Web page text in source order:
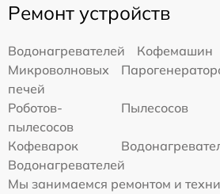
Ремонт устройств
Водонагревателей
Кофемашин
Микроволновых
печей
Роботов-
пылесосов
Пылесосов
Кофеварок
Водонагревателей
Мы занимаемся ремонтом и